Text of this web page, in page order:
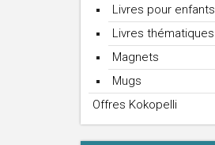
Livres pour enfants
Livres thématiques
Magnets
Mugs
Offres Kokopelli